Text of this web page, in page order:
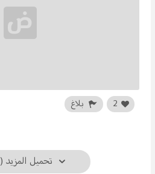
2 بلاغ
تحميل المزيد (3 صورة)